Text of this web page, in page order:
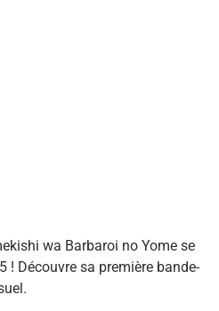
wa Barbaroi no Yome se
! Découvre sa première bande-